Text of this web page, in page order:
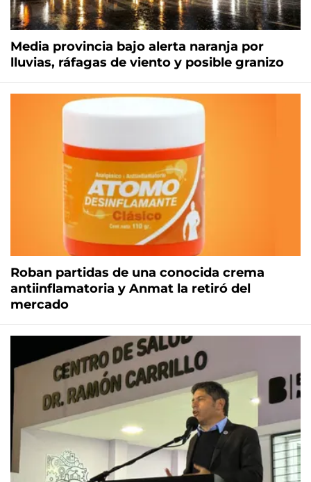
Media provincia bajo alerta naranja por
lluvias, ráfagas de viento y posible granizo
Roban partidas de una conocida crema
antiinflamatoria y Anmat la retiró del
mercado